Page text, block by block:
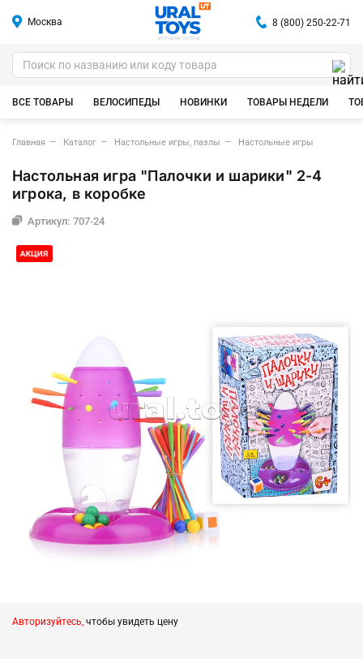
Москва
ИГРУШКИ ОПТОМ
8 (800) 250-22-71
ВСЕ ТОВАРЫ ВЕЛОСИПЕДЫ НОВИНКИ ТОВАРЫ НЕДЕЛИ
Главная Каталог Настольные игры, пазлы Настольные игры
Настольная игра "Палочки и шарики" 2-4
игрока, в коробке
Артикул: 707-24
Авторизуйтесь, чтобы увидеть цену